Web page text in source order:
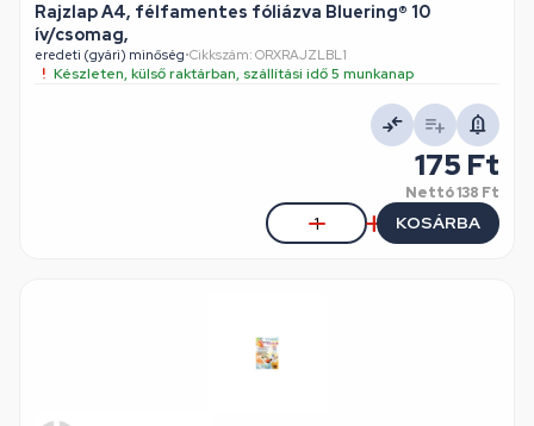
Rajzlap A4, félfamentes fóliázva Bluering® 10
ív/csomag,
eredeti (gyári) minőség•Cikkszám: ORXRAJZLBL1
Készleten, külső raktárban, szállítási idő 5 munkanap
175 Ft
Nettó138 Ft
KOSÁRBA